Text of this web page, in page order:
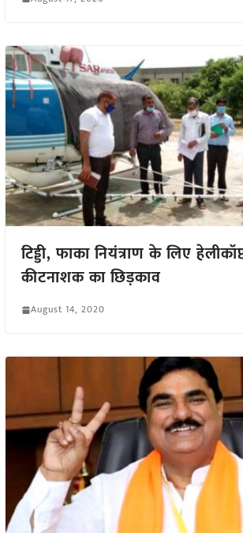
टिड्डी, फाका नियंत्राण के लिए
कीटनाशक का छिड़काव
August 14, 2020